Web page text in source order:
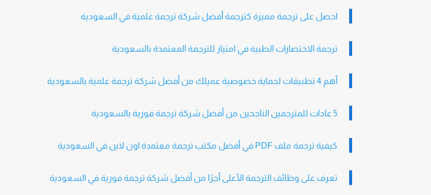
احصل على ترجمة مميزة كترجمة أفضل شركة ترجمة علمية في السعودية
ترجمة الاختصارات الطبية في امتياز للترجمة المعتمدة بالسعودية
أهم 4 تطبيقات لحماية خصوصية عميلك من أفضل شركة ترجمة علمية بالسعودية
5 عادات للمترجمين الناجحين من أفضل شركة ترجمة فورية بالسعودية
كيفية ترجمة ملف PDF في أفضل مكتب ترجمة معتمدة اون لاين في السعودية
تعرف على وظائف الترجمة الأعلى أجرًا من أفضل شركة ترجمة فورية في السعودية